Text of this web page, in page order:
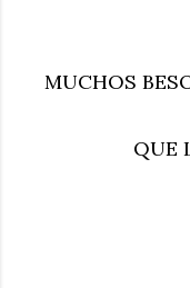
MUCHOS
QUE